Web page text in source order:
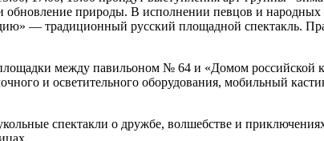
природы. В исполнении певцов и народных
― традиционный русский площадной спектакль.
между павильоном № 64 и «Домом российской
и осветительного оборудования, мобильный
спектакли о дружбе, волшебстве и